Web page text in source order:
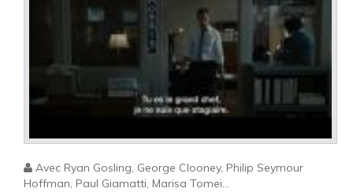
Avec Ryan Gosling, George Clooney, Philip Seymour
Hoffman, Paul Giamatti, Marisa Tomei...